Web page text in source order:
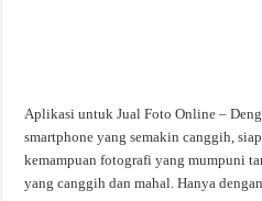
Aplikasi untuk Jual Foto Online –
smartphone yang semakin canggih,
kemampuan fotografi yang mumpuni
yang canggih dan mahal. Hanya